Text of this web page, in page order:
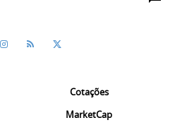
Cotações
MarketCap